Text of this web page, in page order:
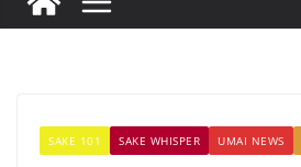
SAKE 101 SAKE WHISPER UMAI NEWS